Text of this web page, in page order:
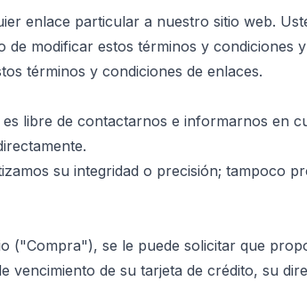
enlace particular a nuestro sitio web.
modificar estos términos y condiciones
términos y condiciones de enlaces.
libre de contactarnos e informarnos en
su integridad o precisión; tampoco
("Compra"), se le puede solicitar que
de su tarjeta de crédito, su